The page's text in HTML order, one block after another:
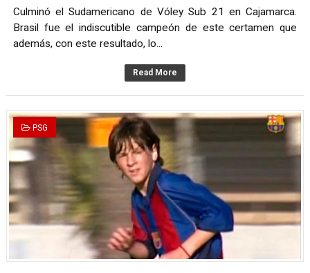
Culminó el Sudamericano de Vóley Sub 21 en Cajamarca.
Brasil fue el indiscutible campeón de este certamen que
además, con este resultado, lo...
Read More
PSG